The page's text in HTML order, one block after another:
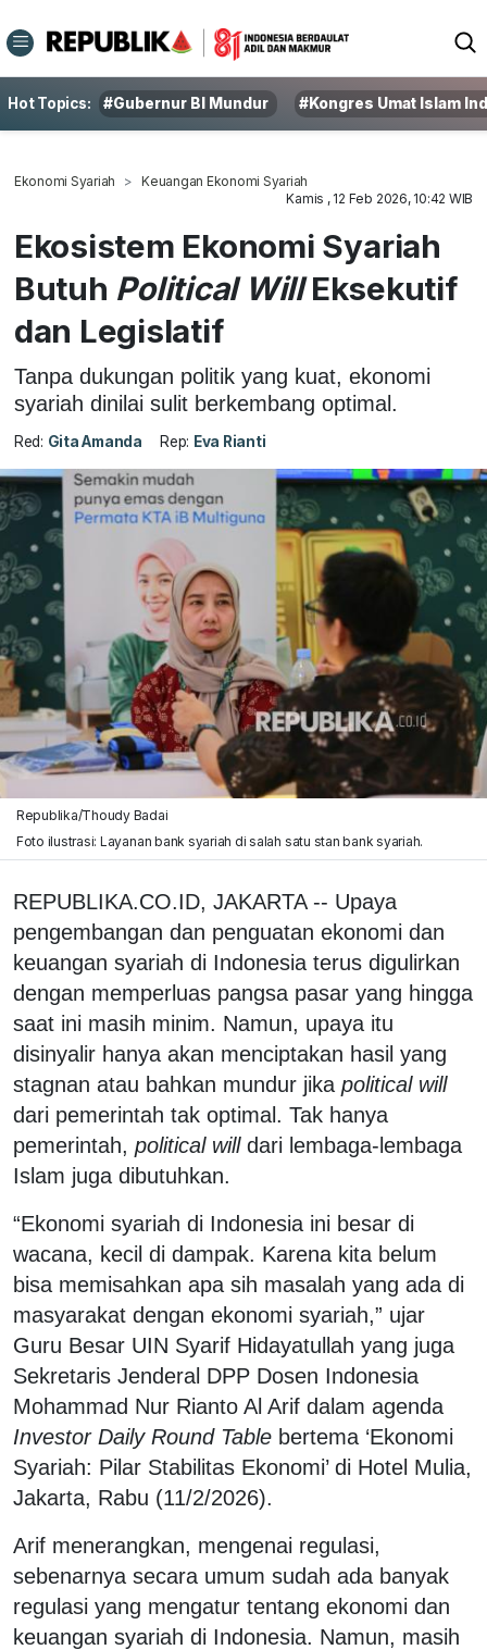
Hot Topics: #Gubernur BI Mundur #Kongres Umat Islam
Ekonomi Syariah
Keuangan Ekonomi Syariah
Kamis , 12 Feb 2026, 10:42 WIB
Ekosistem Ekonomi Syariah
Butuh Political WillEksekutif
dan Legislatif
Tanpa dukungan politik yang kuat, ekonomi
syariah dinilai sulit berkembang optimal.
Red: Gita Amanda Rep: Eva Rianti
Republika/Thoudy Badai
Foto ilustrasi: Layanan bank syariah di salah satu stan bank syariah.
REPUBLIKA.CO.ID, JAKARTA -- Upaya
pengembangan dan penguatan ekonomi dan
keuangan syariah di Indonesia terus digulirkan
dengan memperluas pangsa pasar yang hingga
saat ini masih minim. Namun, upaya itu
disinyalir hanya akan menciptakan hasil yang
stagnan atau bahkan mundur jika political will
dari pemerintah tak optimal. Tak hanya
pemerintah, political willdari lembaga-lembaga
Islam juga dibutuhkan.
“Ekonomi syariah di Indonesia ini besar di
wacana, kecil di dampak. Karena kita belum
bisa memisahkan apa sih masalah yang ada di
masyarakat dengan ekonomi syariah,” ujar
Guru Besar UIN Syarif Hidayatullah yang juga
Sekretaris Jenderal DPP Dosen Indonesia
Mohammad Nur Rianto Al Arif dalam agenda
Investor Daily Round Table bertema ‘Ekonomi
Syariah: Pilar Stabilitas Ekonomi’ di Hotel Mulia,
Jakarta, Rabu (11/2/2026).
Arif menerangkan, mengenai regulasi,
sebenarnya secara umum sudah ada banyak
regulasi yang mengatur tentang ekonomi dan
keuangan syariah di Indonesia. Namun, masih